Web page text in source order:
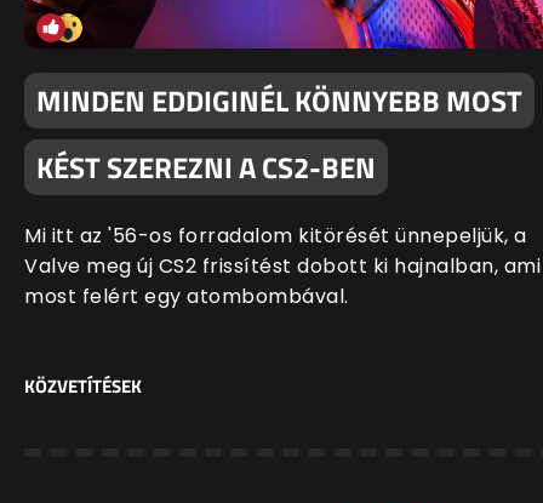
MINDEN EDDIGINÉL KÖNNYEBB MOST
KÉST SZEREZNI A CS2-BEN
Mi itt az '56-os forradalom kitörését ünnepeljük, a
Valve meg új CS2 frissítést dobott ki hajnalban, ami
most felért egy atombombával.
KÖZVETÍTÉSEK